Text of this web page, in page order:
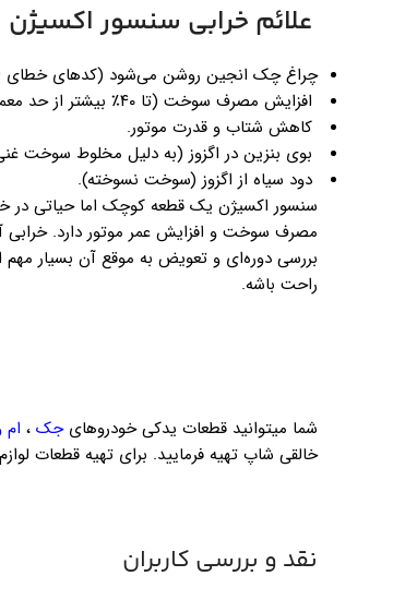
علائم خرابی سنسور اکسیژن
چراغ چک انجین روشن می‌شود (کدهای خطای P0130 تا P0167).
افزایش مصرف سوخت (تا ۴۰٪ بیشتر از حد معمول).
کاهش شتاب و قدرت موتور.
بوی بنزین در اگزوز (به دلیل مخلوط سوخت
دود سیاه از اگزوز (سوخت نسوخته).
سنسور اکسیژن یک قطعه کوچک اما حیاتی در
مصرف سوخت و افزایش عمر موتور دارد. خرابی
بررسی دوره‌ای و تعویض به موقع آن بسیار
راحت باشه.
شما میتوانید قطعات یدکی خودروهایجک ،
خالقی شاپ تهیه فرمایید. برای تهیه قطعات
نقد و بررسی کاربران